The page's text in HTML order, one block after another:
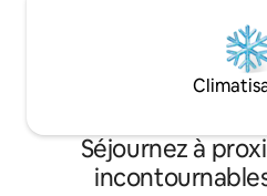
Séjournez à